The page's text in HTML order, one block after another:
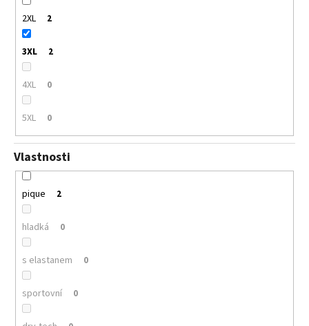
2XL 2
3XL 2
4XL 0
5XL 0
Vlastnosti
pique 2
hladká 0
s elastanem 0
sportovní 0